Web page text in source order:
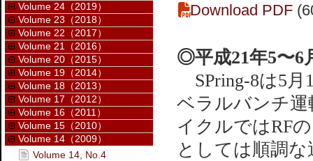
Download PDF
◎平成21年5〜6
SPring-8は5月
ベラルバンチ運
イクルではRF
としては順調
Volume 24（2019）
Volume 23（2018）
Volume 22（2017）
Volume 21（2016）
Volume 20（2015）
Volume 19（2014）
Volume 18（2013）
Volume 17（2012）
Volume 16（2011）
Volume 15（2010）
Volume 14（2009）
Volume 14, No.4